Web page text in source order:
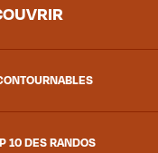
10 DES RANDOS
au 28 janvier